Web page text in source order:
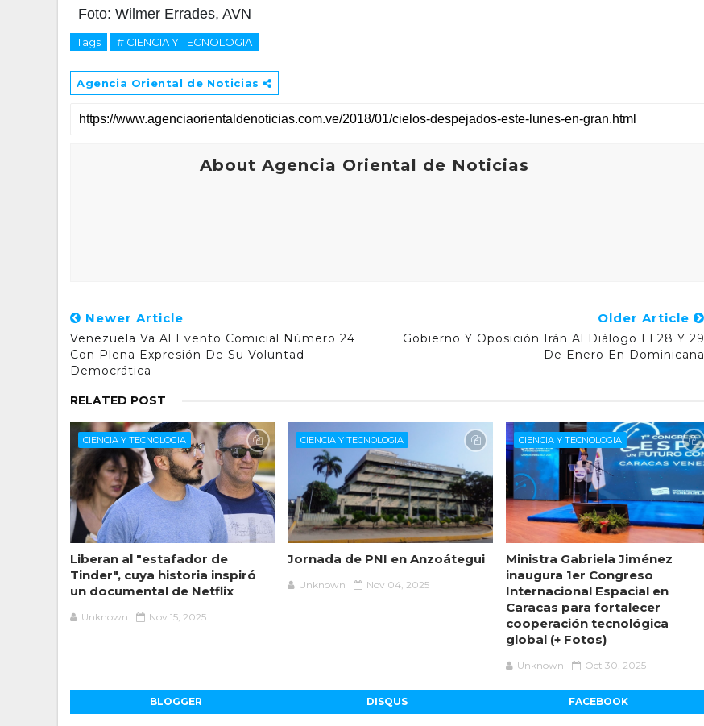
Foto: Wilmer Errades, AVN
Tags # CIENCIA Y TECNOLOGIA
Agencia Oriental de Noticias
About Agencia Oriental de Noticias
Newer Article
Venezuela Va Al Evento Comicial Número 24
Con Plena Expresión De Su Voluntad
Democrática
Older Article
Gobierno Y Oposición Irán Al Diálogo El 28 Y 29
De Enero En Dominicana
RELATED POST
CIENCIA Y TECNOLOGIA
Liberan al "estafador de
Tinder", cuya historia inspiró
un documental de Netflix
Unknown Nov 15, 2025
CIENCIA Y TECNOLOGIA
Jornada de PNI en Anzoátegui
Unknown Nov 04, 2025
CIENCIA Y TECNOLOGIA
Ministra Gabriela Jiménez
inaugura 1er Congreso
Internacional Espacial en
Caracas para fortalecer
cooperación tecnológica
global (+ Fotos)
Unknown Oct 30, 2025
BLOGGER DISQUS FACEBOOK